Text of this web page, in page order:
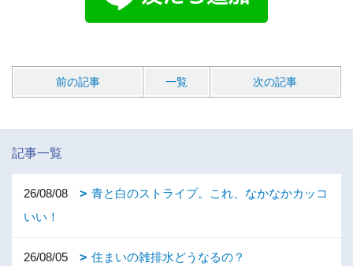
前の記事 一覧 次の記事
記事一覧
26/08/08
青と白のストライプ。これ、なかなかカッコ
いい！
26/08/05 住まいの雑排水どうなるの？